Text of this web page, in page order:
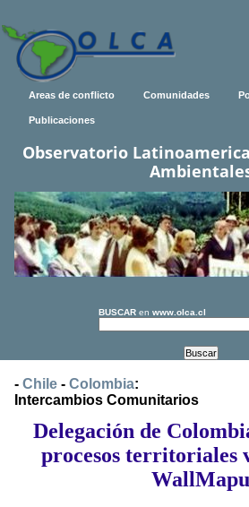
Areas de conflicto Comunidades
Publicaciones
Observatorio
BUSCAR en www.olca.cl
- Chile - Colombia:
Intercambios Comunitarios
Delegación de
procesos territoriales
WallMapu